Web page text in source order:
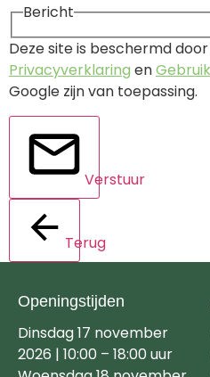
Bericht
Deze site is beschermd
Privacyverklaring en
Google zijn van toepassing.
Verstuur
Terug
Openingstijden
Dinsdag 17 november
2026 | 10:00 – 18:00 uur